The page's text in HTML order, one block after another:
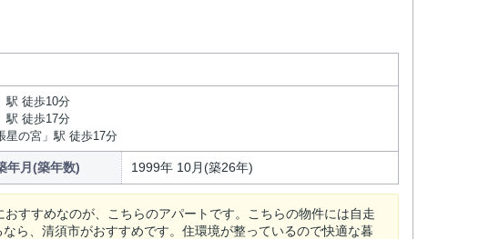
駅 徒歩10分
駅 徒歩17分
星の宮」駅 徒歩17分
年月(築年数) 1999年 10月(築26年)
すすめなのが、こちらのアパートです。こちらの物件には自走
ら、清須市がおすすめです。住環境が整っているので快適な暮